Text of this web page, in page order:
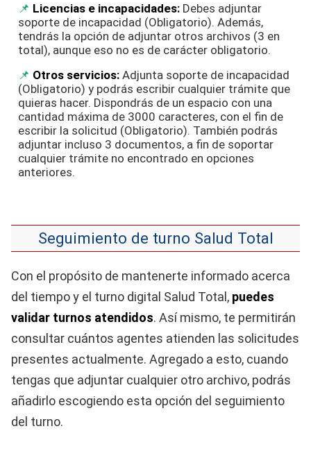
Licencias e incapacidades: Debes adjuntar
soporte de incapacidad (Obligatorio). Además,
tendrás la opción de adjuntar otros archivos (3 en
total), aunque eso no es de carácter obligatorio.
Otros servicios: Adjunta soporte de incapacidad
(Obligatorio) y podrás escribir cualquier trámite que
quieras hacer. Dispondrás de un espacio con una
cantidad máxima de 3000 caracteres, con el fin de
escribir la solicitud (Obligatorio). También podrás
adjuntar incluso 3 documentos, a fin de soportar
cualquier trámite no encontrado en opciones
anteriores.
Seguimiento de turno Salud Total
Con el propósito de mantenerte informado acerca
del tiempo y el turno digital Salud Total, puedes
validar turnos atendidos. Así mismo, te permitirán
consultar cuántos agentes atienden las solicitudes
presentes actualmente. Agregado a esto, cuando
tengas que adjuntar cualquier otro archivo, podrás
añadirlo escogiendo esta opción del seguimiento
del turno.